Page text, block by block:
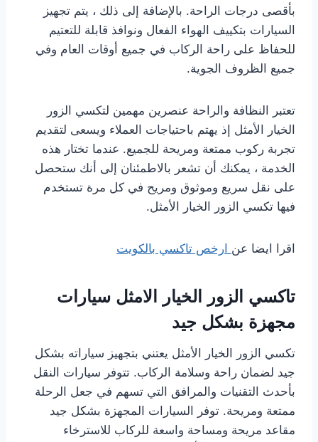
بأقصى درجات الراحة. بالإضافة إلى ذلك ، يتم تجهيز
السيارات بتكييف الهواء الفعال ونوافذ قابلة للتعتيم
للحفاظ على راحة الركاب في جميع أوقات العام وفي
جميع الظروف الجوية.
تعتبر النظافة والراحة عنصرين مهمين لتكسي الزور
الخيار الأمثل إذ يهتم باحتياجات العملاء ويسعى لتقديم
تجربة ركوب ممتعة ومريحة للجميع. عندما تختار هذه
الخدمة ، يمكنك أن تشعر بالاطمئنان إلى أنك ستحصل
على نقل سريع وموثوق ومريح في كل مرة تستخدم
فيها تكسي الزور الخيار الأمثل.
اقرا ايضا عن ارخص تاكسي بالكويت
تاكسي الزور الخيار الامثل سيارات
مجهزة بشكل جيد
تكسي الزور الخيار الأمثل يعتني بتجهيز سياراته بشكل
جيد لضمان راحة وسلامة الركاب. تتوفر سيارات النقل
بأحدث التقنيات والمرافق التي تسهم في جعل الرحلة
ممتعة ومريحة. توفر السيارات المجهزة بشكل جيد
مقاعد مريحة ومساحة واسعة للركاب للاسترخاء